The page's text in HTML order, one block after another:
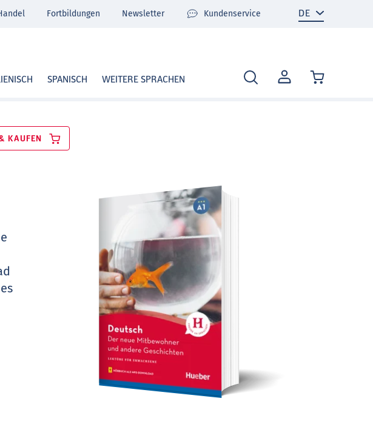
MEIN
KONTO
SPANISCH WEITERE SPRACHEN
Fortbildungen Newsletter Kundenservice
KAUFEN